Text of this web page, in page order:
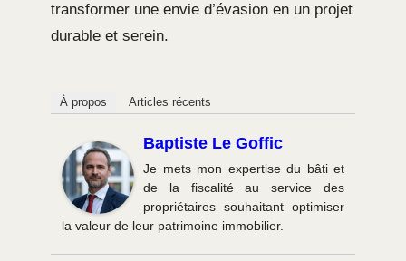
transformer une envie d’évasion en un projet
durable et serein.
À propos Articles récents
Baptiste Le Goffic
Je mets mon expertise du bâti et
de la fiscalité au service des
propriétaires souhaitant optimiser
la valeur de leur patrimoine immobilier.